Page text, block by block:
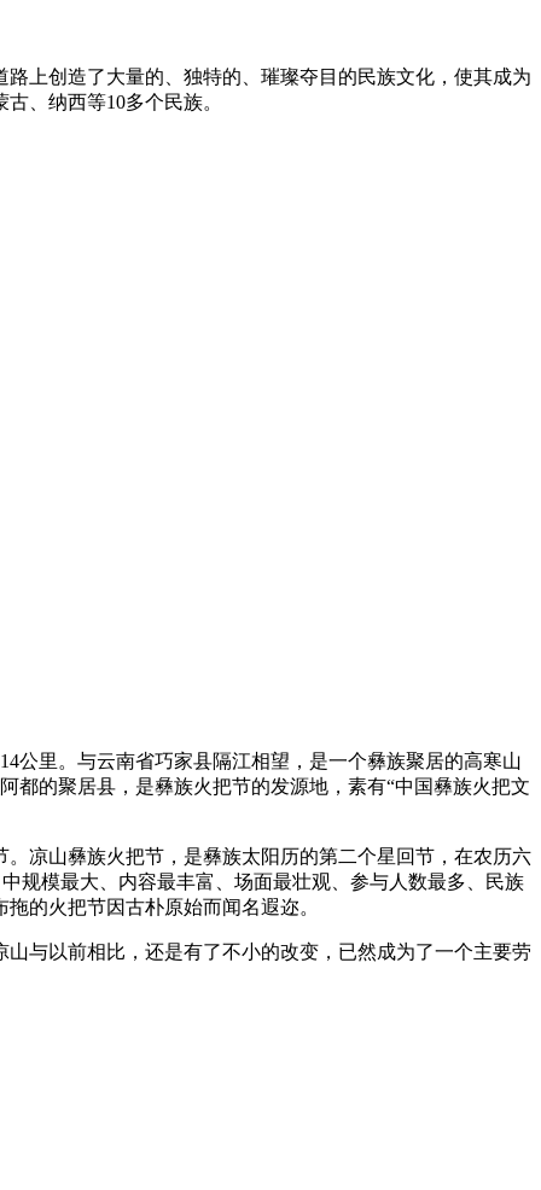
上创造了大量的、独特的、璀璨夺目的民族文化，使其成为
、纳西等10多个民族。
里。与云南省巧家县隔江相望，是一个彝族聚居的高寒山
都的聚居县，是彝族火把节的发源地，素有“中国彝族火把文
凉山彝族火把节，是彝族太阳历的第二个星回节，在农历六
规模最大、内容最丰富、场面最壮观、参与人数最多、民族
的火把节因古朴原始而闻名遐迩。
与以前相比，还是有了不小的改变，已然成为了一个主要劳